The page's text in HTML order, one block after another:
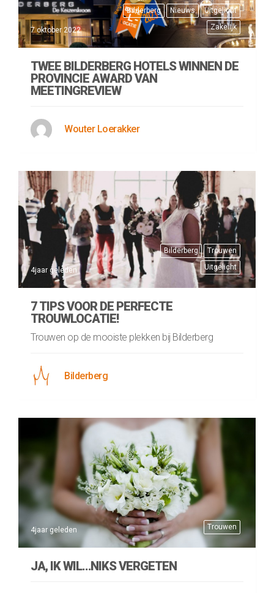
Bilderberg Nieuws
Uitgelicht
Zakelijk
7 oktober 2022
TWEE BILDERBERG HOTELS WINNEN DE
PROVINCIE AWARD VAN
MEETINGREVIEW
Wouter Loerakker
Bilderberg
Trouwen
Uitgelicht
4jaar geleden
7 TIPS VOOR DE PERFECTE
TROUWLOCATIE!
Trouwen op de mooiste plekken bij Bilderberg
Bilderberg
Trouwen
4jaar geleden
JA, IK WIL…NIKS VERGETEN